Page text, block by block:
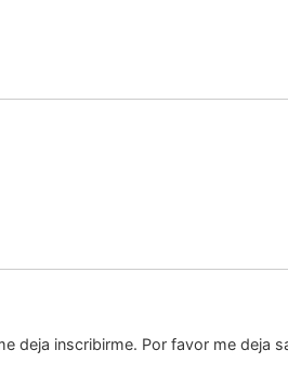
deja inscribirme. Por favor me deja